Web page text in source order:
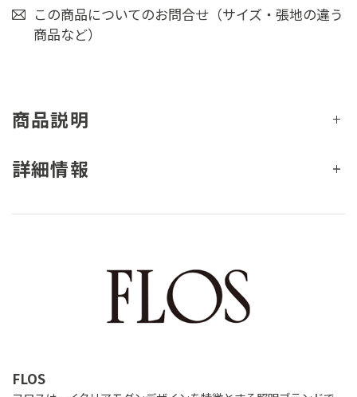
この商品についてのお問合せ（サイズ・張地の違う
商品など）
商品説明
詳細情報
FLOS